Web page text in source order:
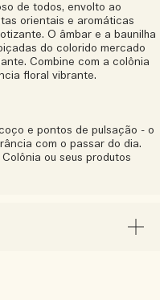
de todos, envolto ao
orientais e aromáticas
O âmbar e a baunilha
do colorido mercado
Combine com a colônia
floral vibrante.
e pontos de pulsação - o
com o passar do dia.
ou seus produtos